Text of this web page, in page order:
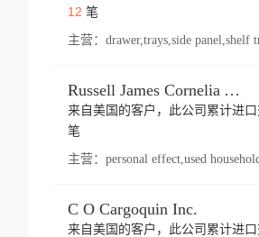
12 笔
主营：
Russell James Cornelia Arlington Va
来自美国的客户，此公司累计进口
笔
主营：
C O Cargoquin Inc.
来自美国的客户，此公司累计进口